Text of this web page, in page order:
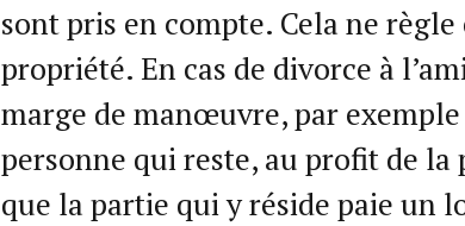
sont pris en compte. Cela ne
propriété. En cas de divorce à
marge de manœuvre, par
personne qui reste, au profit de
que la partie qui y réside paie un